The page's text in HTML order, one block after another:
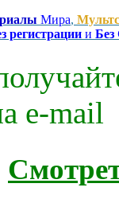
Мира,
регистрации и
e-mаil